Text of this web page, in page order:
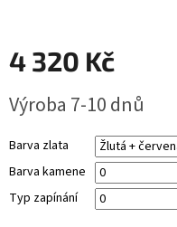
DÁRKOVÉ
VOUCHERY
VELKOOBCHOD
(CZK)
Přihlášení
4 320 Kč
cena:
Výroba 7-10 dnů
Barva zlata
Barva kamene
Typ zapínání